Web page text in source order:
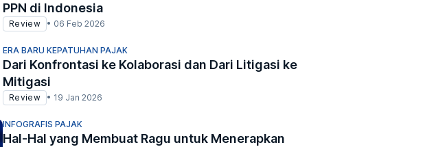
PPN di Indonesia
Review • 06 Feb 2026
ERA BARU KEPATUHAN PAJAK
Dari Konfrontasi ke Kolaborasi dan Dari Litigasi ke
Mitigasi
Review • 19 Jan 2026
INFOGRAFIS PAJAK
Hal-Hal yang Membuat Ragu untuk Menerapkan